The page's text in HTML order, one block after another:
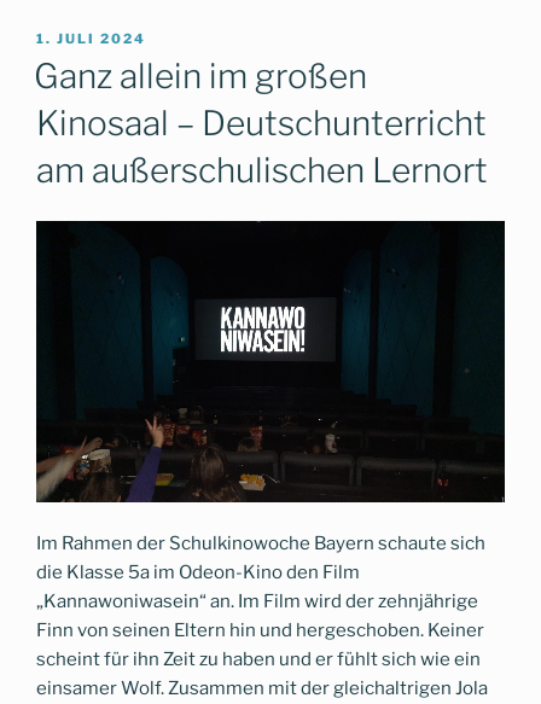
VERÖFFENTLICHT
AM
1. JULI 2024
Ganz allein im großen
Kinosaal – Deutschunterricht
am außerschulischen Lernort
Im Rahmen der Schulkinowoche Bayern schaute sich
die Klasse 5a im Odeon-Kino den Film
„Kannawoniwasein“ an. Im Film wird der zehnjährige
Finn von seinen Eltern hin und hergeschoben. Keiner
scheint für ihn Zeit zu haben und er fühlt sich wie ein
einsamer Wolf. Zusammen mit der gleichaltrigen Jola